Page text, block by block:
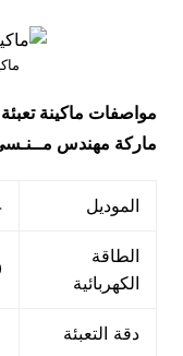
مواصفات ماكينة
ماركة مهندس
الموديل
الطاقة
الكهربائية
دقة التعبئة